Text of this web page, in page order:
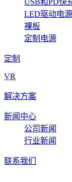
USB和PD快
LED驱动电源
裸板
定制电源
定制
VR
解决方案
新闻中心
公司新闻
行业新闻
联系我们